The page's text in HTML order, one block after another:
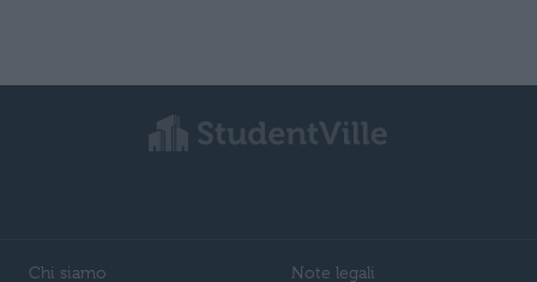
Chi siamo Note legali